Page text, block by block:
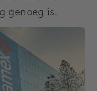
genoeg is.